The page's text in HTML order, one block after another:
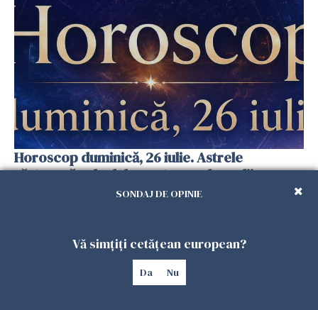
Horoscop duminică, 26 iulie. Astrele
răstoarnă calculele pentru unele zodii
SONDAJ DE OPINIE
Vă simțiți cetățean european?
Da Nu